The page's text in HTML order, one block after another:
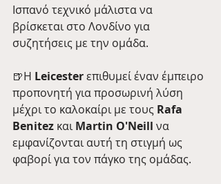
Ισπανό τεχνικό μάλιστα να
βρίσκεται στο Λονδίνο για
συζητήσεις με την ομάδα.
🍺Η Leicester επιθυμεί έναν έμπειρο
προπονητή για προσωρινή λύση
μέχρι το καλοκαίρι με τους Rafa
Benitez και Martin O'Neill να
εμφανίζονται αυτή τη στιγμή ως
φαβορί για τον πάγκο της ομάδας.